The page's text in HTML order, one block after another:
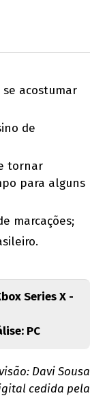
acostumar
de
tornar
para alguns
marcações;
Series X -
PC
Davi Sousa
cedida pela